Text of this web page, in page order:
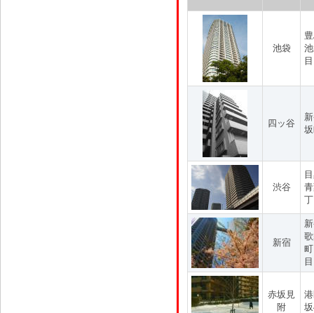
池袋
目
四ッ谷
渋谷
新宿
目
赤坂見
附